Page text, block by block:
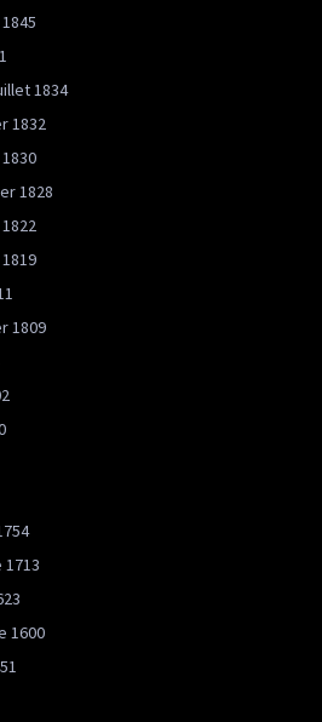
1834
1832
1828
1809
1600